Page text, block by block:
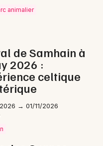
animalier
de Samhain à
2026 :
celtique
→ 01/11/2026